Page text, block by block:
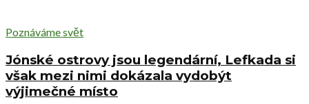
Poznáváme svět
Jónské ostrovy jsou legendární, Lefkada si
však mezi nimi dokázala vydobýt
výjimečné místo